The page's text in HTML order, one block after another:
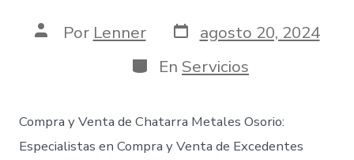
AutorPor Lenner Fecha
de
publicación
agosto 20, 2024
Categorías
En Servicios
Compra y Venta de Chatarra Metales Osorio:
Especialistas en Compra y Venta de Excedentes